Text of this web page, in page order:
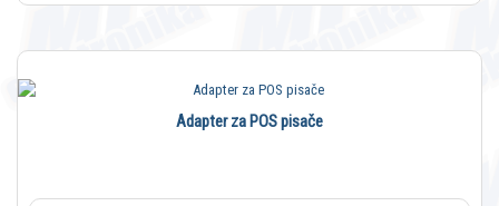
Adapter za POS pisače